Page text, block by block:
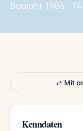
Baujahr 1986 ·
⇄ Mit
Kenndaten